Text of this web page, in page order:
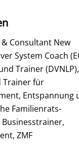
Consultant New
System Coach
Trainer (DVNLP),
Trainer für
Entspannung
Familienrats-
ZMF